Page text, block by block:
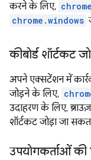
करने के लिए,
chrome.windows
कीबोर्ड शॉर्टकट
अपने एक्सटेंशन में
जोड़ने के लिए,
उदाहरण के लिए,
शॉर्टकट जोड़ा जा
उपयोगकर्ताओं की